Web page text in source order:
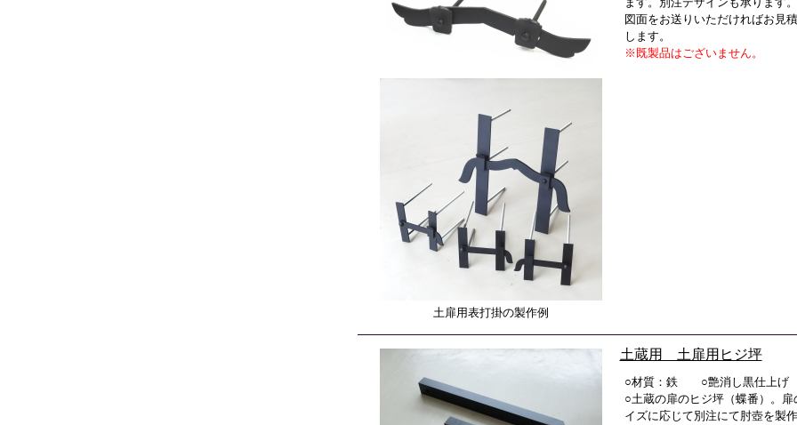
土扉用表打掛の製作例
図面をお送りいただければお見
します。
※既製品はございません。
土蔵用 土扉用ヒジ坪
○材質：鉄 ○艶消し黒仕上げ
○土蔵の扉のヒジ坪（蝶番）。扉
イズに応じて別注にて肘壺を製